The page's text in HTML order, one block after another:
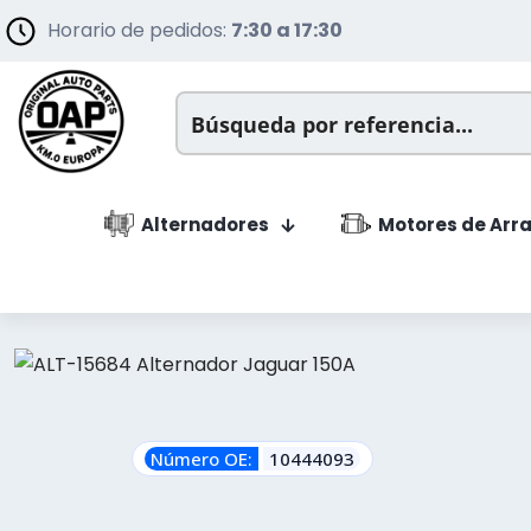
Horario de pedidos: 7:30 a 17:30
Alternadores Motores de
Número OE: 10444093